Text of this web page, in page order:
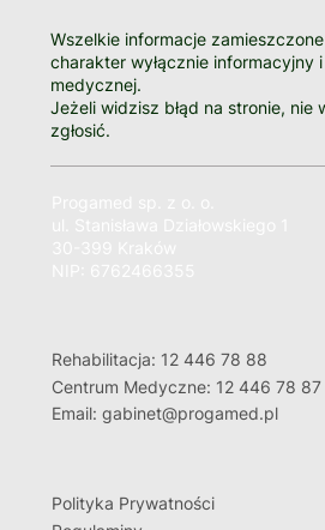
Wszelkie informacje
charakter wyłącznie informacyjny
medycznej.
Jeżeli widzisz błąd na stronie, nie
zgłosić.
Rehabilitacja: 12 446 78 88
Centrum Medyczne: 12 446 78 87
Email: gabinet@progamed.pl
Polityka Prywatności